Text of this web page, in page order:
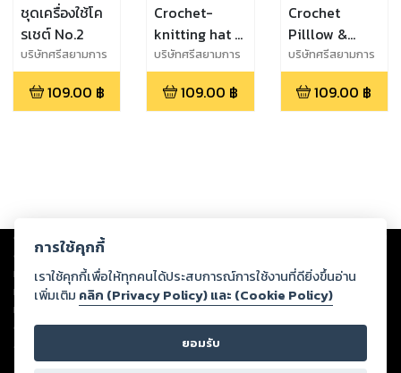
ชุดเครื่องใช้โค
รเชต์ No.2
บริษัทศรีสยามการ
พิมพ์ จำกัด
109.00 ฿
Crochet-
knitting hat -
หมวกโครเชต์
นิตติ้ง
บริษัทศรีสยามการ
พิมพ์ จำกัด
109.00 ฿
Crochet
Pilllow &
Tissues -
หมอนอิง ทิชชู
โครเชต์
บริษัทศรีสยามการ
พิมพ์ จำกัด
109.00 ฿
Copyright © 2026
ต่อผลงานหรือเนื้อหาใดที่อัปโหลดผ่านเว็บไซต์และปรากฏว่าละเมิดสิทธิใน
ทรัพย์สินทางปัญญาของบุคคลอื่นหรือขัดต่อกฎหมายและศีลธรรม ดังนั้น ผู้อ่าน
ทุกท่านโปรดใช้วิจารณญาณในการกลั่นกรองด้วยตนเอง และหากท่านพบว่าส่วน
หนึ่งส่วนใดขัดต่อกฎหมายและศีลธรรม กรุณาแจ้งมายังบริษัท เพื่อทีมงานจะได้
ดำเนินการในทันที ทั้งนี้ ทางสตอรี่ล็อกขอสงวนลิขสิทธิ์ตามพระราชบัญญัติ
ลิขสิทธิ์ พ.ศ. 2537 (ฉบับล่าสุด)
การใช้คุกกี้
เราใช้คุกกี้เพื่อให้ทุกคนได้ประสบการณ์การใช้งานที่ดียิ่งขึ้นอ่าน
เพิ่มเติม คลิก (Privacy Policy) และ (Cookie Policy)
ยอมรับ